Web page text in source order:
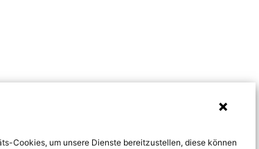
Cookies, um unsere Dienste bereitzustellen, diese können